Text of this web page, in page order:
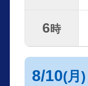
6時
8/10(月)